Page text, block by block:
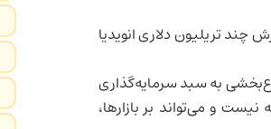
و ارزش چند تریلیون دلاری انویدیا
به سبد سرمایه‌گذاری
و می‌تواند بر بازارها،